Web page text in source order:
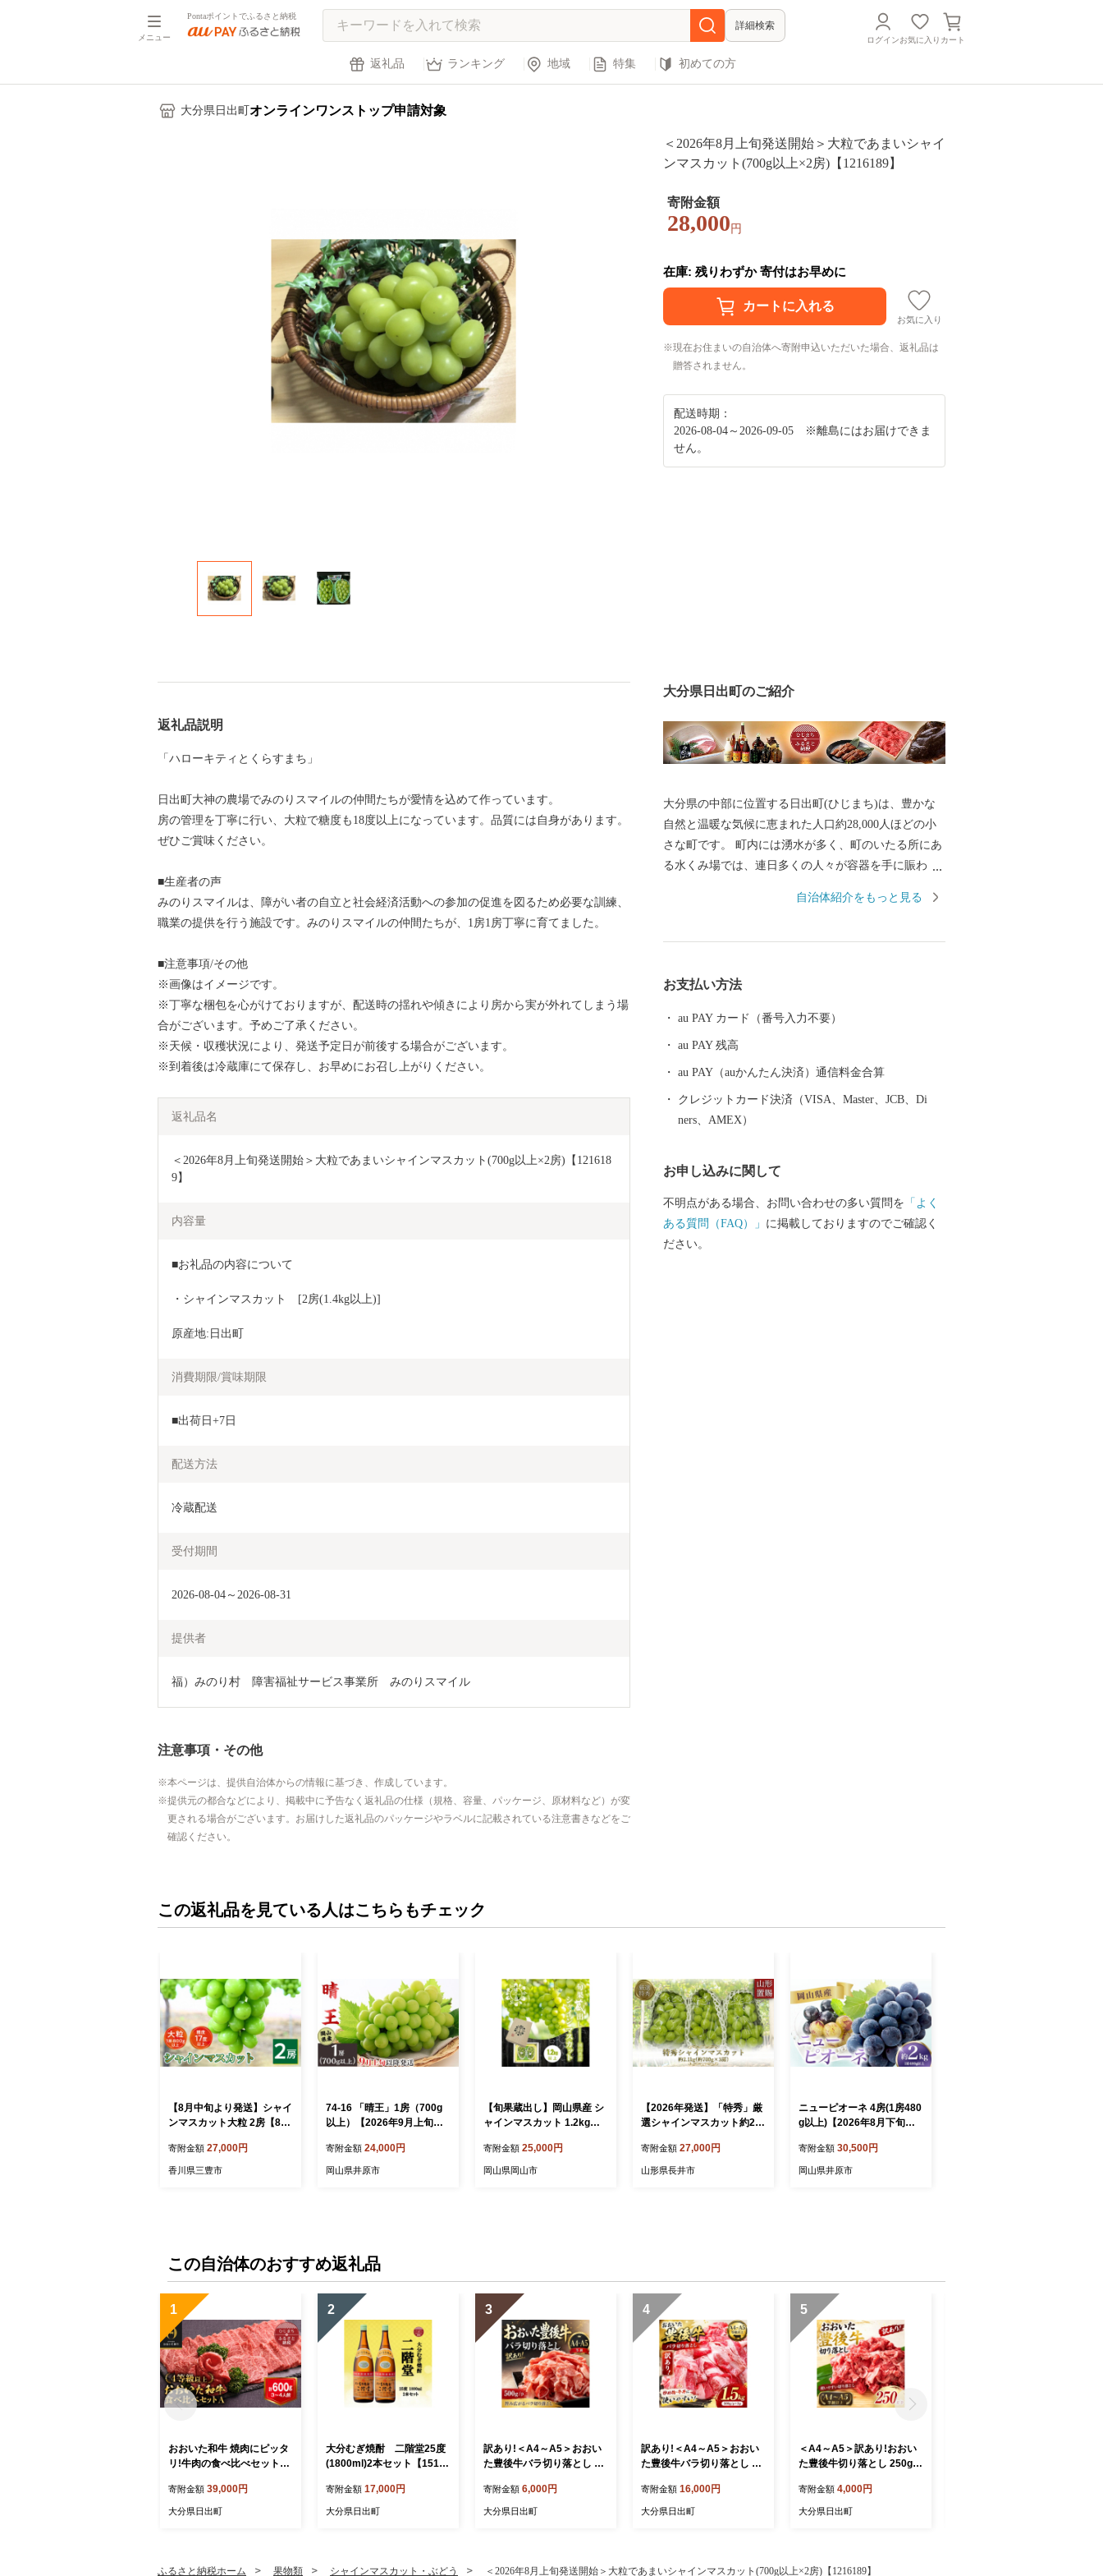
メニュー
Pontaポイントでふるさと納税
詳細検索
ログインお気に入り カート
返礼品 ランキング 地域 特集 初めての方
大分県日出町 オンラインワンストップ申請対象
＜2026年8月上旬発送開始＞大粒であまいシャイ
ンマスカット(700g以上×2房)【1216189】
寄附金額
28,000 円
在庫: 残りわずか 寄付はお早めに
お気に入り
現在お住まいの自治体へ寄附申込いただいた場合、返礼品は
贈答されません。
配送時期：
2026-08-04～2026-09-05 ※離島にはお届けできま
せん。
返礼品説明
「ハローキティとくらすまち」
日出町大神の農場でみのりスマイルの仲間たちが愛情を込めて作っています。
房の管理を丁寧に行い、大粒で糖度も18度以上になっています。品質には自身があります。
ぜひご賞味ください。
■生産者の声
みのりスマイルは、障がい者の自立と社会経済活動への参加の促進を図るため必要な訓練、
職業の提供を行う施設です。みのりスマイルの仲間たちが、1房1房丁寧に育てました。
■注意事項/その他
※画像はイメージです。
※丁寧な梱包を心がけておりますが、配送時の揺れや傾きにより房から実が外れてしまう場
合がございます。予めご了承ください。
※天候・収穫状況により、発送予定日が前後する場合がございます。
※到着後は冷蔵庫にて保存し、お早めにお召し上がりください。
返礼品名
＜2026年8月上旬発送開始＞大粒であまいシャインマスカット(700g以上×2房)【121618
9】
内容量
■お礼品の内容について
・シャインマスカット　[2房(1.4kg以上)]
原産地:日出町
消費期限/賞味期限
■出荷日+7日
配送方法
冷蔵配送
受付期間
2026-08-04～2026-08-31
提供者
福）みのり村　障害福祉サービス事業所　みのりスマイル
注意事項・その他
本ページは、提供自治体からの情報に基づき、作成しています。
提供元の都合などにより、掲載中に予告なく返礼品の仕様（規格、容量、パッケージ、原材料など）が変
更される場合がございます。お届けした返礼品のパッケージやラベルに記載されている注意書きなどをご
確認ください。
大分県日出町のご紹介
大分県の中部に位置する日出町(ひじまち)は、豊かな
自然と温暖な気候に恵まれた人口約28,000人ほどの小
さな町です。 町内には湧水が多く、町のいたる所にあ
る水くみ場では、連日多くの人々が容器を手に賑わっ
われています）。 湧水は地上に限らず、海底からも湧
は、大分むぎ焼酎「二階堂」をはじめ、豊後牛やブラ
す。 【ご寄附にあたっての注意事項】 ・お礼品は、送
付者名に、お礼品受発注業務委託事業者である「株式
会社さとふる」と表記して送付いたします。 （送付者
い。 （「寄附した覚えがないのにお礼品が送られてき
自治体紹介をもっと見る
お支払い方法
au PAY カード（番号入力不要）
au PAY 残高
au PAY（auかんたん決済）通信料金合算
クレジットカード決済（VISA、Master、JCB、Di
ners、AMEX）
お申し込みに関して
不明点がある場合、お問い合わせの多い質問を 「よく
ある質問（FAQ）」 に掲載しておりますのでご確認く
ださい。
この返礼品を見ている人はこちらもチェック
【8月中旬より発送】シャイ
ンマスカット大粒 2房【800
寄附金額 27,000円
香川県三豊市
74-16 「晴王」1房（700g
以上）【2026年9月上旬～1
寄附金額 24,000円
岡山県井原市
【旬果蔵出し】岡山県産 シ
ャインマスカット 1.2kg以
上旬～2027年1月中旬発送
＞
寄附金額 25,000円
岡山県岡山市
【2026年発送】「特秀」厳
選シャインマスカット約2.1
寄附金額 27,000円
山形県長井市
ニューピオーネ 4房(1房480
g以上)【2026年8月下旬～1
寄附金額 30,500円
岡山県井原市
この自治体のおすすめ返礼品
1
おおいた和牛 焼肉にピッタ
リ!牛肉の食べ比べセットA
00g)3～4人前_お肉 黒毛和
牛 和牛 肉 焼き肉 バーベキ
寄附金額 39,000円
大分県日出町
2
大分むぎ焼酎 二階堂25度
(1800ml)2本セット【15150
寄附金額 17,000円
大分県日出町
3
訳あり!＜A4～A5＞おおい
た豊後牛バラ切り落とし 50
寄附金額 6,000円
大分県日出町
4
訳あり!＜A4～A5＞おおい
た豊後牛バラ切り落とし 1.5
寄附金額 16,000円
大分県日出町
5
＜A4～A5＞訳あり!おおい
た豊後牛切り落とし 250g
寄附金額 4,000円
大分県日出町
ふるさと納税ホーム 果物類 シャインマスカット・ぶどう ＜2026年8月上旬発送開始＞大粒であまいシャインマスカット(700g以上×2房)【1216189】